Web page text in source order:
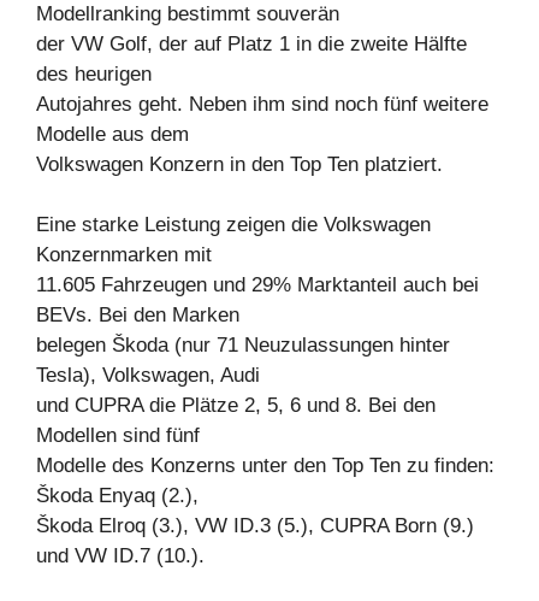
Modellranking bestimmt souverän
der VW Golf, der auf Platz 1 in die zweite Hälfte
des heurigen
Autojahres geht. Neben ihm sind noch fünf weitere
Modelle aus dem
Volkswagen Konzern in den Top Ten platziert.
Eine starke Leistung zeigen die Volkswagen
Konzernmarken mit
11.605 Fahrzeugen und 29% Marktanteil auch bei
BEVs. Bei den Marken
belegen Škoda (nur 71 Neuzulassungen hinter
Tesla), Volkswagen, Audi
und CUPRA die Plätze 2, 5, 6 und 8. Bei den
Modellen sind fünf
Modelle des Konzerns unter den Top Ten zu finden:
Škoda Enyaq (2.),
Škoda Elroq (3.), VW ID.3 (5.), CUPRA Born (9.)
und VW ID.7 (10.).